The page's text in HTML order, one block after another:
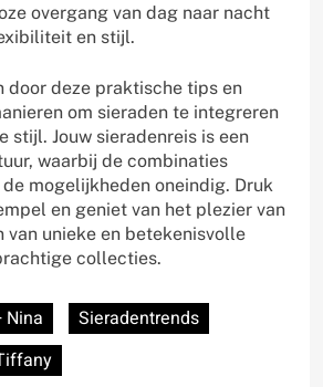
overgang van dag naar nacht
en stijl.
door deze praktische tips en
om sieraden te integreren
stijl. Jouw sieradenreis is een
waarbij de combinaties
mogelijkheden oneindig. Druk
en geniet van het plezier van
van unieke en betekenisvolle
collecties.
Nina
Sieradentrends